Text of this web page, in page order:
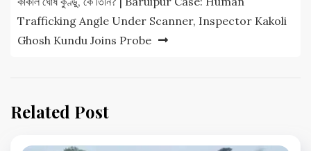
Trafficking Angle Under Scanner, Inspector Kakoli
Ghosh Kundu Joins Probe
Related Post